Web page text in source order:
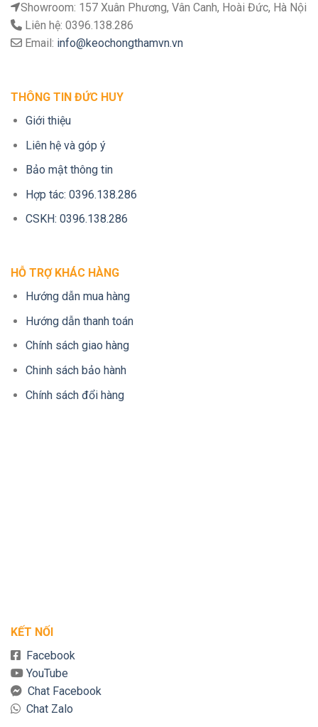
Showroom: 157 Xuân Phương, Vân Canh, Hoài Đức, Hà Nội
Liên hệ: 0396.138.286
Email: info@keochongthamvn.vn
THÔNG TIN ĐỨC HUY
Giới thiệu
Liên hệ và góp ý
Bảo mật thông tin
Hợp tác: 0396.138.286
CSKH: 0396.138.286
HỖ TRỢ KHÁC HÀNG
Hướng dẫn mua hàng
Hướng dẫn thanh toán
Chính sách giao hàng
Chinh sách bảo hành
Chính sách đổi hàng
KẾT NỐI
Facebook
YouTube
Chat Facebook
Chat Zalo